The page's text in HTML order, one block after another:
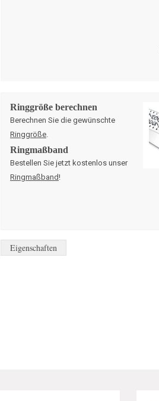
Ringgröße berechnen
Berechnen Sie die gewünschte
Ringgröße.
Ringmaßband
Bestellen Sie jetzt kostenlos unser
Ringmaßband!
Eigenschaften